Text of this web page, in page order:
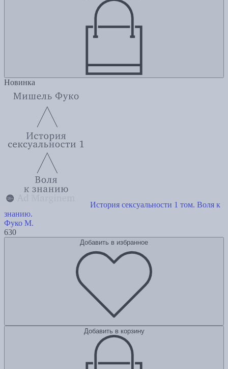
Новинка
История сексуальности 1 том. Воля к
знанию.
Фуко М.
630
Добавить в избранное
Добавить в корзину